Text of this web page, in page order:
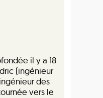
il y a 18
(ingénieur
des
vers le